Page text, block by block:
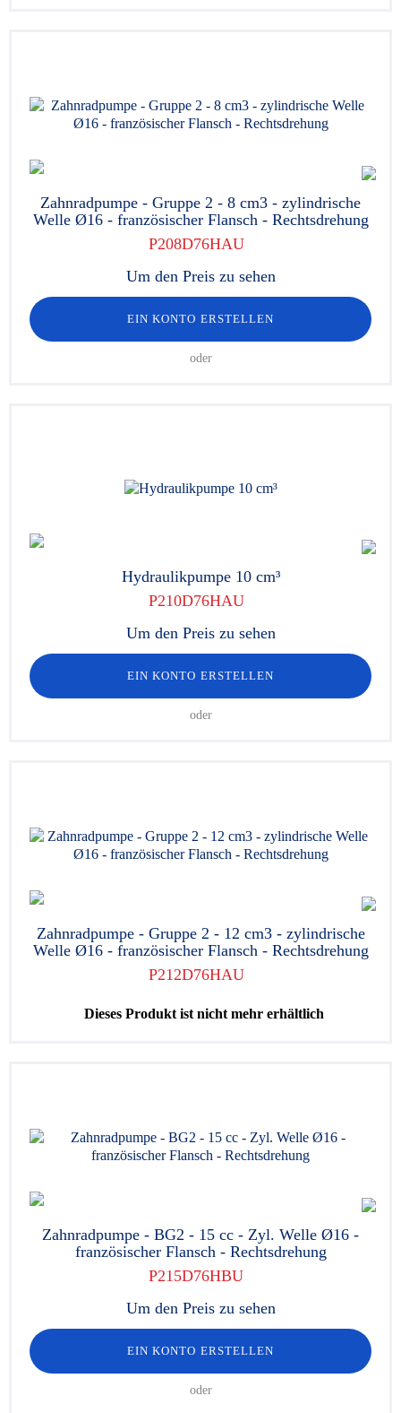
Zahnradpumpe - Gruppe 2 - 8 cm3 - zylindrische
Welle Ø16 - französischer Flansch - Rechtsdrehung
P208D76HAU
Um den Preis zu sehen
EIN KONTO ERSTELLEN
oder
Hydraulikpumpe 10 cm³
P210D76HAU
Um den Preis zu sehen
EIN KONTO ERSTELLEN
oder
Zahnradpumpe - Gruppe 2 - 12 cm3 - zylindrische
Welle Ø16 - französischer Flansch - Rechtsdrehung
P212D76HAU
Dieses Produkt ist nicht mehr erhältlich
Zahnradpumpe - BG2 - 15 cc - Zyl. Welle Ø16 -
französischer Flansch - Rechtsdrehung
P215D76HBU
Um den Preis zu sehen
EIN KONTO ERSTELLEN
oder